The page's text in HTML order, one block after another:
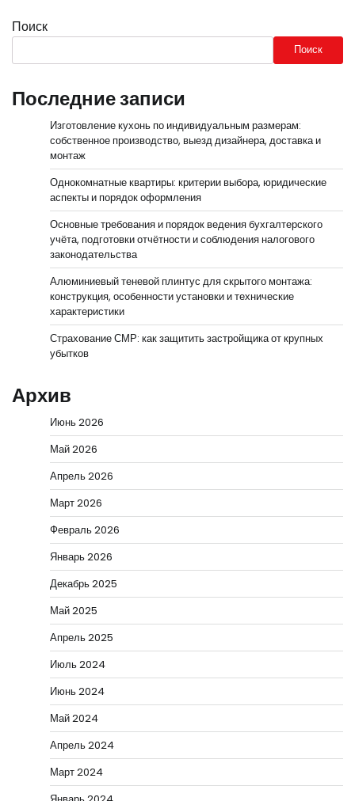
Поиск
Поиск
Последние записи
Изготовление кухонь по индивидуальным размерам:
собственное производство, выезд дизайнера, доставка и
монтаж
Однокомнатные квартиры: критерии выбора, юридические
аспекты и порядок оформления
Основные требования и порядок ведения бухгалтерского
учёта, подготовки отчётности и соблюдения налогового
законодательства
Алюминиевый теневой плинтус для скрытого монтажа:
конструкция, особенности установки и технические
характеристики
Страхование СМР: как защитить застройщика от крупных
убытков
Архив
Июнь 2026
Май 2026
Апрель 2026
Март 2026
Февраль 2026
Январь 2026
Декабрь 2025
Май 2025
Апрель 2025
Июль 2024
Июнь 2024
Май 2024
Апрель 2024
Март 2024